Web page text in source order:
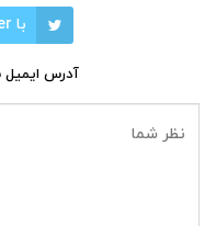
با Twitter وارد شوید
آدرس ایمیل